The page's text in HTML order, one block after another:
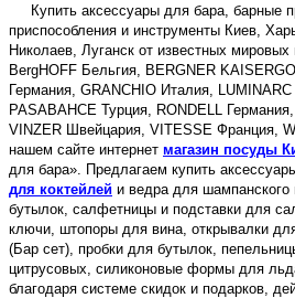
Купить аксессуары для бара, барные
приспособления и инструменты Киев,
Николаев, Луганск от известных мировых
BergHOFF Бельгия, BERGNER
Германия, GRANCHIO Италия,
PASABAHCE Турция, RONDELL
VINZER Швейцария, VITESSE Франция,
нашем сайте интернет магазин посуды
для бара». Предлагаем купить
для коктейлей и ведра для
бутылок, салфетницы и подставки для
ключи, штопоры для вина, открывалки
(Бар сет), пробки для бутылок,
цитрусовых, силиконовые формы для
благодаря системе скидок и подарков,